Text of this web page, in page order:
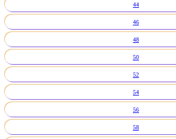
44
46
48
50
52
54
56
58